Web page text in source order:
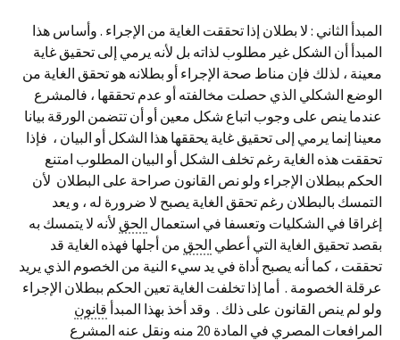
المبدأ الثاني : لا بطلان إذا تحققت الغاية من الإجراء . وأساس هذا
المبدأ أن الشكل غير مطلوب لذاته بل لأنه يرمي إلى تحقيق غاية
معينة ، لذلك فإن مناط صحة الإجراء أو بطلانه هو تحقق الغاية من
الوضع الشكلي الذي حصلت مخالفته أو عدم تحققها ، فالمشرع
عندما ينص على وجوب اتباع شكل معين أو أن تتضمن الورقة بيانا
معينا إنما يرمي إلى تحقيق غاية يحققها هذا الشكل أو البيان ، فإذا
تحققت هذه الغاية رغم تخلف الشكل أو البيان المطلوب امتنع
الحكم ببطلان الإجراء ولو نص القانون صراحة على البطلان لأن
التمسك بالبطلان رغم تحقق الغاية يصبح لا ضرورة له ، و يعد
إغراقا في الشكليات وتعسفا في استعمال الحق لأنه لا يتمسك به
بقصد تحقيق الغاية التي أعطي الحق من أجلها فهذه الغاية قد
تحققت ، كما أنه يصبح أداة في يد سيء النية من الخصوم الذي يريد
عرقلة الخصومة . أما إذا تخلفت الغاية تعين الحكم ببطلان الإجراء
ولو لم ينص القانون على ذلك . وقد أخذ بهذا المبدأ قانون
المرافعات المصري في المادة 20 منه ونقل عنه المشرع